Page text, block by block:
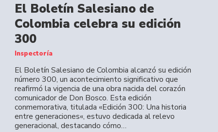
El Boletín Salesiano de
Colombia celebra su edición
300
Inspectoría
El Boletín Salesiano de Colombia alcanzó su edición
número 300, un acontecimiento significativo que
reafirmó la vigencia de una obra nacida del corazón
comunicador de Don Bosco. Esta edición
conmemorativa, titulada «Edición 300: Una historia
entre generaciones«, estuvo dedicada al relevo
generacional, destacando cómo…